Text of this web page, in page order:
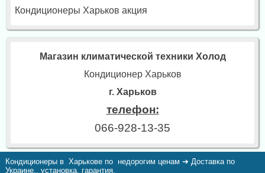
Кондиционеры Харьков акция
Магазин климатической техники Холод
Кондиционер Харьков
г. Харьков
телефон:
066-928-13-35
Кондиционеры в Харькове по недорогим ценам ➔ Доставка по
Украине., установка, гарантия.